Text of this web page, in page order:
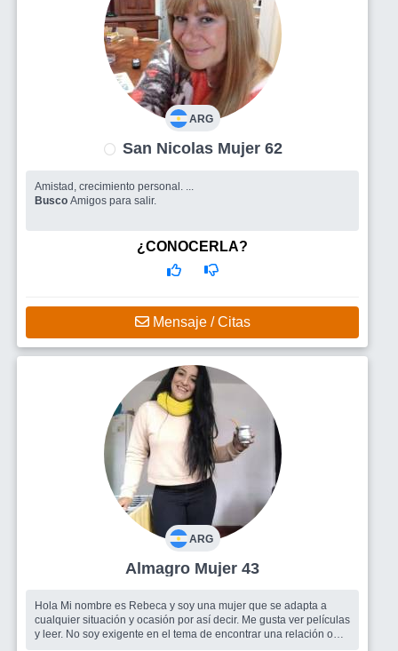
ARG
San Nicolas Mujer 62
Amistad, crecimiento personal. ...
Busco Amigos para salir.
¿CONOCERLA?
Mensaje / Citas
ARG
Almagro Mujer 43
Hola Mi nombre es Rebeca y soy una mujer que se adapta a
cualquier situación y ocasión por así decir. Me gusta ver películas
y leer. No soy exigente en el tema de encontrar una relación o